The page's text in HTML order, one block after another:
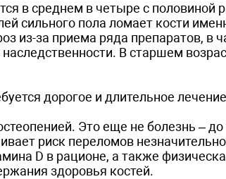
в среднем в четыре с половиной
сильного пола ломает кости
из-за приема ряда препаратов, в
В старшем
дорогое и длительное лечение
Это еще не болезнь – до
риск переломов
D в рационе, а также
здоровья костей.